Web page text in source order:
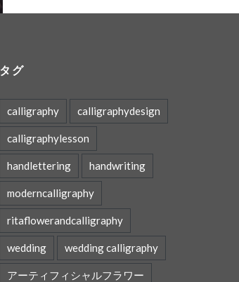
タグ
calligraphy calligraphydesign
calligraphylesson
handlettering handwriting
moderncalligraphy
ritaflowerandcalligraphy
wedding wedding calligraphy
アーティフィシャルフラワー